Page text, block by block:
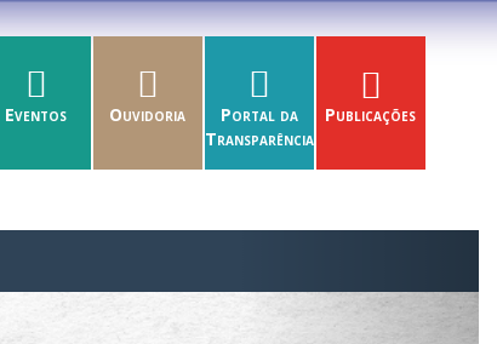
Eventos Ouvidoria
Portal da
Transparência
Publicações